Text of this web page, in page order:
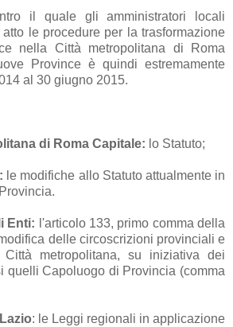
il quale gli amministratori locali
le procedure per la trasformazione
nella Città metropolitana di Roma
Province è quindi estremamente
al 30 giugno 2015.
di Roma Capitale: lo Statuto;
le modifiche allo Statuto attualmente in
Enti: l'articolo 133, primo comma della
delle circoscrizioni provinciali e
metropolitana, su iniziativa dei
quelli Capoluogo di Provincia (comma
: le Leggi regionali in applicazione